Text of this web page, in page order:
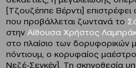
[Τζουζέππε Βέρντι] επιστρέφει
που προβάλλεται ζωντανά το
στην Αίθουσα Χρήστος
στο πλαίσιο των δορυφορικών
πόντιουμ, ο κορυφαίος
Νεζέ-Σεγκέν]. Τη σκηνοθεσία